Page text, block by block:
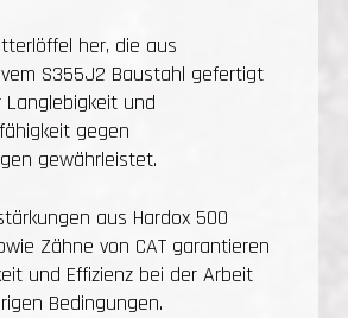
her, die aus
S355J2 Baustahl gefertigt
Langlebigkeit und
gegen
gewährleistet.
aus Hardox 500
Zähne von CAT garantieren
und Effizienz bei der Arbeit
Bedingungen.